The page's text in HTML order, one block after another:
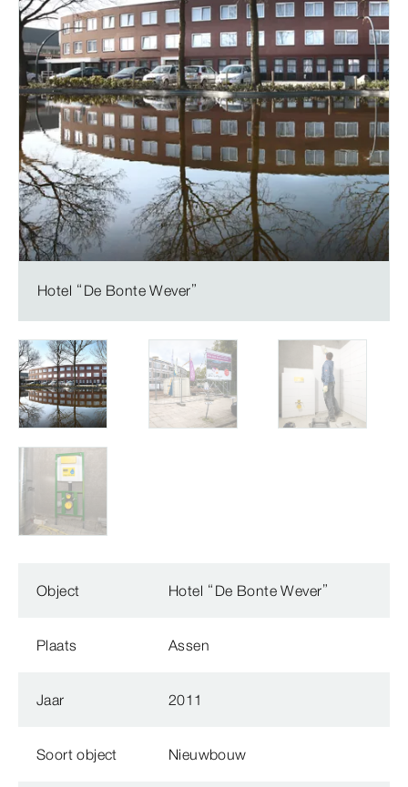
Hotel “De Bonte Wever”
Object Hotel “De Bonte Wever”
Plaats Assen
Jaar 2011
Soort object Nieuwbouw